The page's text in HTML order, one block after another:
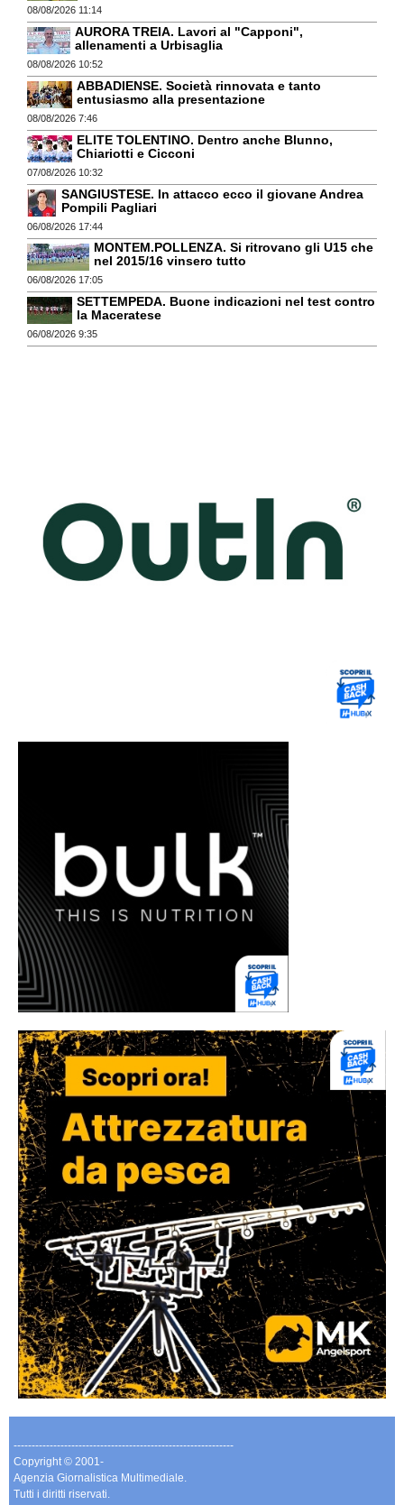
08/08/2026 11:14
AURORA TREIA. Lavori al "Capponi",
allenamenti a Urbisaglia
08/08/2026 10:52
ABBADIENSE. Società rinnovata e tanto
entusiasmo alla presentazione
08/08/2026 7:46
ELITE TOLENTINO. Dentro anche Blunno,
Chiariotti e Cicconi
07/08/2026 10:32
SANGIUSTESE. In attacco ecco il giovane Andrea
Pompili Pagliari
06/08/2026 17:44
MONTEM.POLLENZA. Si ritrovano gli U15 che
nel 2015/16 vinsero tutto
06/08/2026 17:05
SETTEMPEDA. Buone indicazioni nel test contro
la Maceratese
06/08/2026 9:35
-------------------------------------------------------------
Copyright © 2001-
Agenzia Giornalistica Multimediale.
Tutti i diritti riservati.